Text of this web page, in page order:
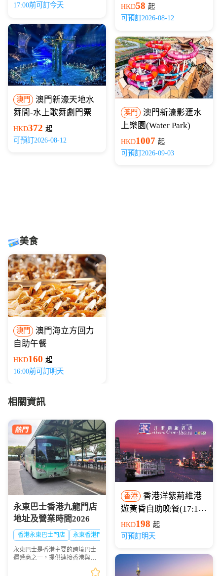
17:00前可訂今天
澳門
澳門新濠天地水
舞間-水上歌舞劇門票
HKD372 起
可預訂2026-08-12
HKD58 起
可預訂2026-08-12
澳門
澳門新濠影滙水
上樂園(Water Park)
HKD1007 起
可預訂2026-09-03
美食
澳門
澳門海立方回力
自助午餐
HKD160 起
16:00前可訂明天
相關資訊
永東巴士香港九龍門店
地址及營業時間2026
香港永東巴士門店 永東香港門店
永東巴士是香港主要的跨境巴士
運營商之一，提供連接香港與內
直通過境巴士公司之一。以下整
香港
香港洋紫荊維港
遊黃昏自助晚餐(17:15
開船)
HKD198 起
可預訂明天